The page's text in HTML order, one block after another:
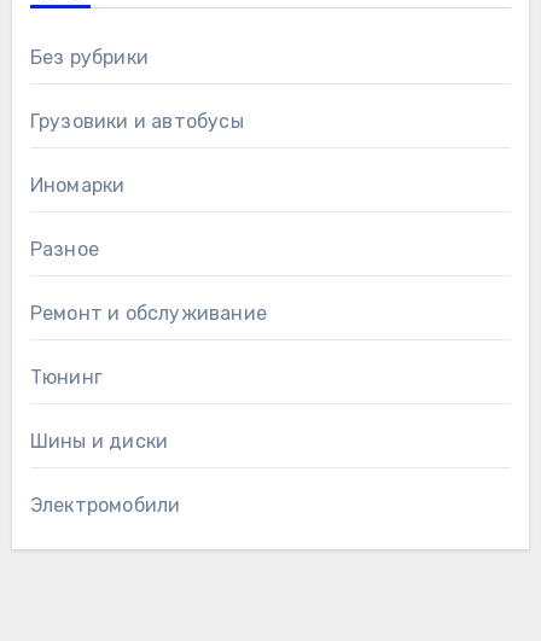
Без рубрики
Грузовики и автобусы
Иномарки
Разное
Ремонт и обслуживание
Тюнинг
Шины и диски
Электромобили